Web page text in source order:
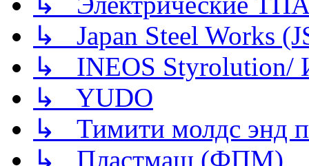
↳ Japan Steel Works
↳ INEOS
↳ YUDO
↳ Тимити молдс энд
↳ Пластмаш (ФПМ)